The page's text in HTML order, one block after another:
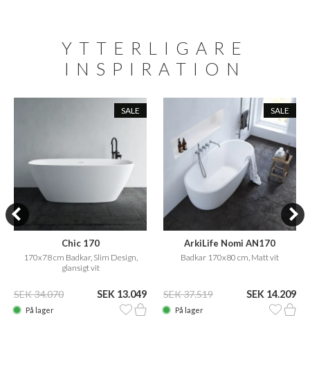
YTTERLIGARE
INSPIRATION
SALE
Chic 170
170x78 cm Badkar, Slim Design,
glansigt vit
SEK 34.070 SEK 13.049
På lager
SALE
ArkiLife Nomi AN170
Badkar 170x80 cm, Matt vit
SEK 37.519 SEK 14.209
På lager